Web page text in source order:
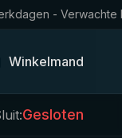
- Verwachte
Winkelmand
Gesloten